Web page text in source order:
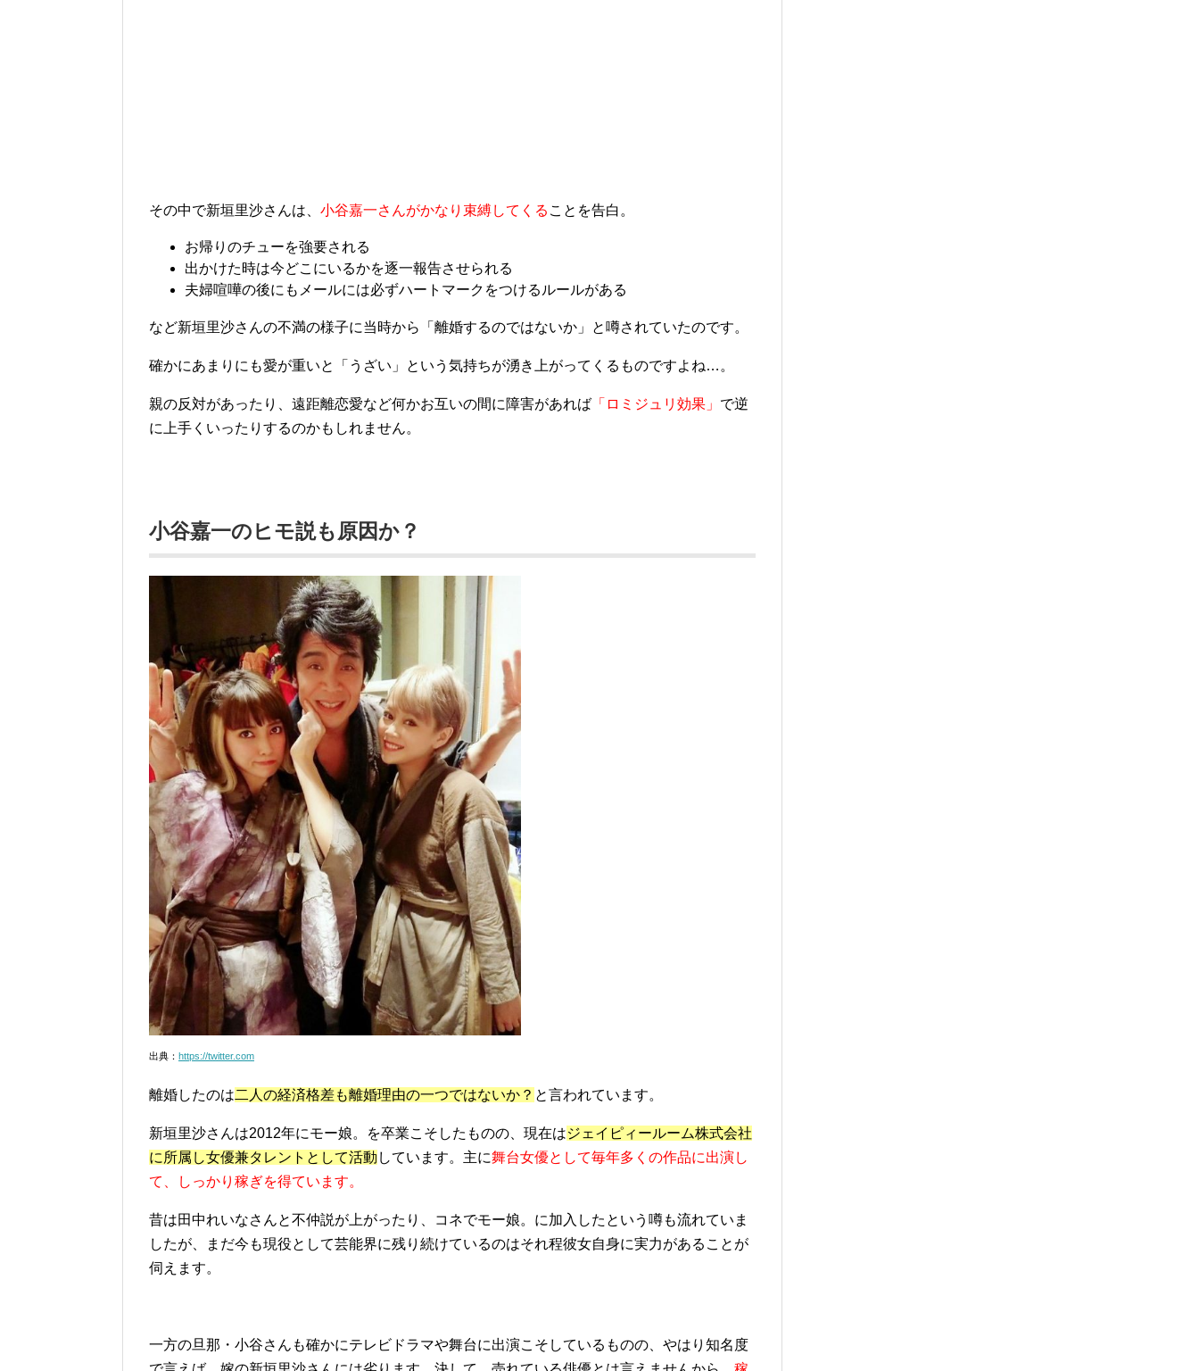
その中で新垣里沙さんは、 小谷嘉一さんがかなり束縛してくる ことを告白。
お帰りのチューを強要される
出かけた時は今どこにいるかを逐一報告させられる
夫婦喧嘩の後にもメールには必ずハートマークをつけるルールがある
など新垣里沙さんの不満の様子に当時から「離婚するのではないか」と噂されていたのです。
確かにあまりにも愛が重いと「うざい」という気持ちが湧き上がってくるものですよね…。
親の反対があったり、遠距離恋愛など何かお互いの間に障害があれば 「ロミジュリ効果」 で逆
に上手くいったりするのかもしれません。
小谷嘉一のヒモ説も原因か？
出典： https://twitter.com
離婚したのは二人の経済格差も離婚理由の一つではないか？ と言われています。
新垣里沙さんは2012年にモー娘。を卒業こそしたものの、現在はジェイピィールーム株式会社
に所属し女優兼タレントとして活動 しています。主に舞台女優として毎年多くの作品に出演し
て、しっかり稼ぎを得ています。
昔は田中れいなさんと不仲説が上がったり、コネでモー娘。に加入したという噂も流れていま
したが、まだ今も現役として芸能界に残り続けているのはそれ程彼女自身に実力があることが
伺えます。
一方の旦那・小谷さんも確かにテレビドラマや舞台に出演こそしているものの、やはり知名度